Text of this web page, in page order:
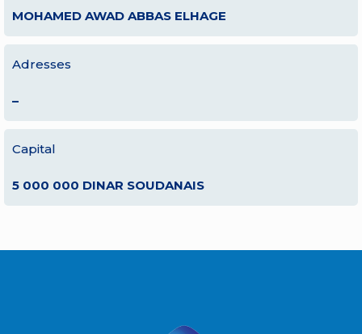
MOHAMED AWAD ABBAS ELHAGE
Adresses
–
Capital
5 000 000 DINAR SOUDANAIS